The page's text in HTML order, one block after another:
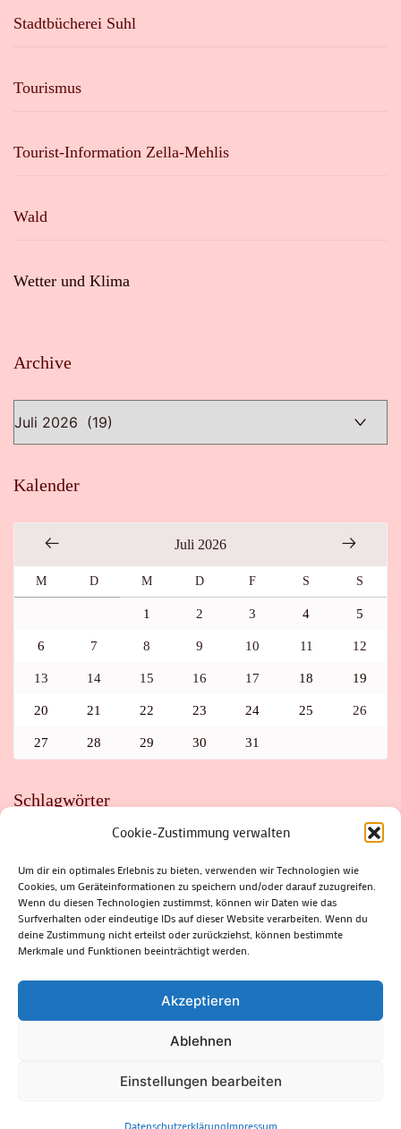
Cookie-Zustimmung verwalten
Um dir ein optimales Erlebnis zu bieten, verwenden wir Technologien wie
Cookies, um Geräteinformationen zu speichern und/oder darauf zuzugreifen.
Wenn du diesen Technologien zustimmst, können wir Daten wie das
Surfverhalten oder eindeutige IDs auf dieser Website verarbeiten. Wenn du
deine Zustimmung nicht erteilst oder zurückziehst, können bestimmte
Merkmale und Funktionen beeinträchtigt werden.
Akzeptieren
Ablehnen
Einstellungen bearbeiten
DatenschutzerklärungImpressum
Stadtbücherei Suhl
Tourismus
Tourist-Information Zella-Mehlis
Wald
Wetter und Klima
Archive
Kalender
Juli 2026
M D M D F S S
1 2 3 4 5
6 7 8 9 10 11 12
13 14 15 16 17 18 19
20 21 22 23 24 25 26
27 28 29 30 31
Schlagwörter
FAHRRAD
FLOHMARKT FOLK GEWINNSPIEL
HITZE
HITZEFALLE AUTO
IRISH DANCE JAZZ
KABARETT
KINDER
KIRMES KLASSIK
KLEINE SUHLER REIHE
KRIMI
KULTUR LESUNG LOTTO
MEININGEN
PARASITEN
PILZE SCHLEUSINGEN
SCHULWEG
SOMMERFERIEN
SPORT SRH
STADTFEST
STADTMARKETING
STRASSENSPERRUNG
SUHL
SUHLER FRÜHLING
SUHLER STADTMARKETING
THÜRINGER WALD
ZELLA-MEHLIS
(c) Rhön-Rennsteig-Verlag 2024. Alle Rechte vorbehalten.
Datenschutzerklärung